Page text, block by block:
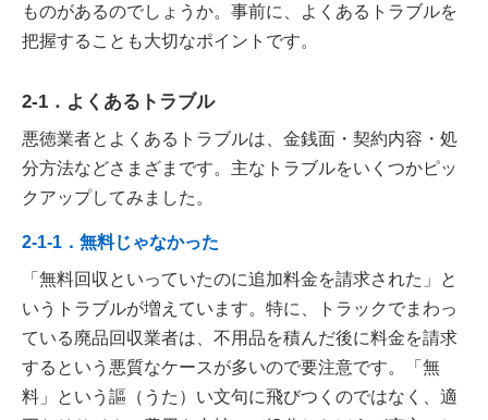
ものがあるのでしょうか。事前に、よくあるトラブルを
把握することも大切なポイントです。
2-1．よくあるトラブル
悪徳業者とよくあるトラブルは、金銭面・契約内容・処
分方法などさまざまです。主なトラブルをいくつかピッ
クアップしてみました。
2-1-1．無料じゃなかった
「無料回収といっていたのに追加料金を請求された」と
いうトラブルが増えています。特に、トラックでまわっ
ている廃品回収業者は、不用品を積んだ後に料金を請求
するという悪質なケースが多いので要注意です。「無
料」という謳（うた）い文句に飛びつくのではなく、適